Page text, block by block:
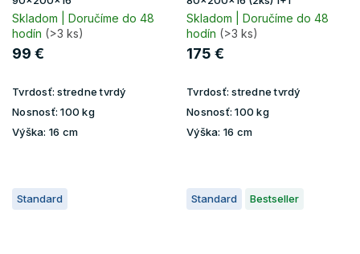
Skladom | Doručíme do 48
hodín (>3 ks)
99 €
Tvrdosť: stredne tvrdý
Nosnosť: 100 kg
Výška: 16 cm
Skladom | Doručíme do 48
hodín (>3 ks)
175 €
Tvrdosť: stredne tvrdý
Nosnosť: 100 kg
Výška: 16 cm
Standard Standard Bestseller